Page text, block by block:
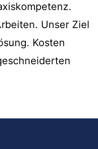
Unser Ziel
Kosten